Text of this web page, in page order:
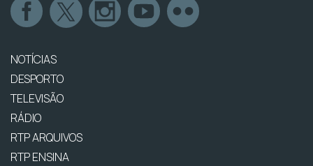
NOTÍCIAS
DESPORTO
TELEVISÃO
RÁDIO
RTP ARQUIVOS
RTP ENSINA